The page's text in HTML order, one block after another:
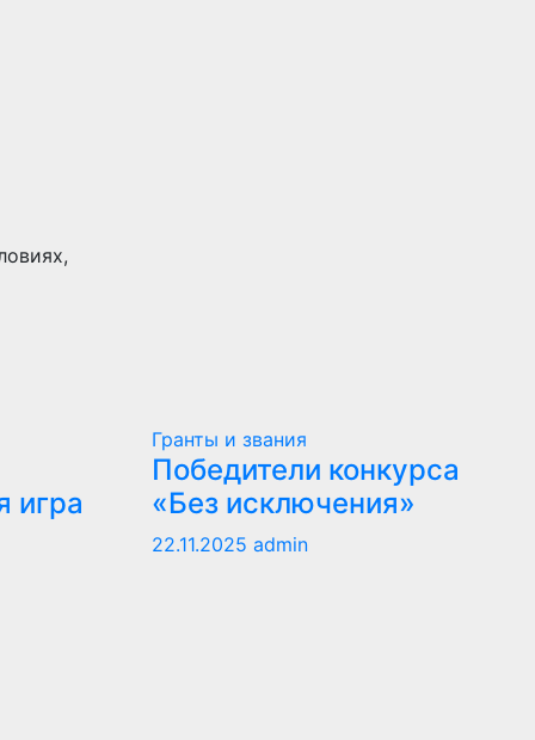
игра
Гранты и звания
Победители конкурса
«Без исключения»
22.11.2025 admin